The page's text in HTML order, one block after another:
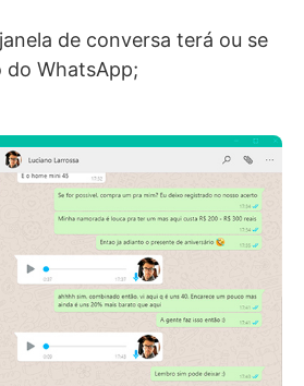
de conversa terá ou se
do WhatsApp;